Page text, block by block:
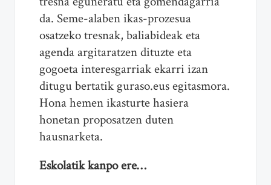
da. Seme-alaben ikas-prozesua
osatzeko tresnak, baliabideak eta
agenda argitaratzen dituzte eta
gogoeta interesgarriak ekarri izan
ditugu bertatik guraso.eus egitasmora.
Hona hemen ikasturte hasiera
honetan proposatzen duten
hausnarketa.
Eskolatik kanpo ere…